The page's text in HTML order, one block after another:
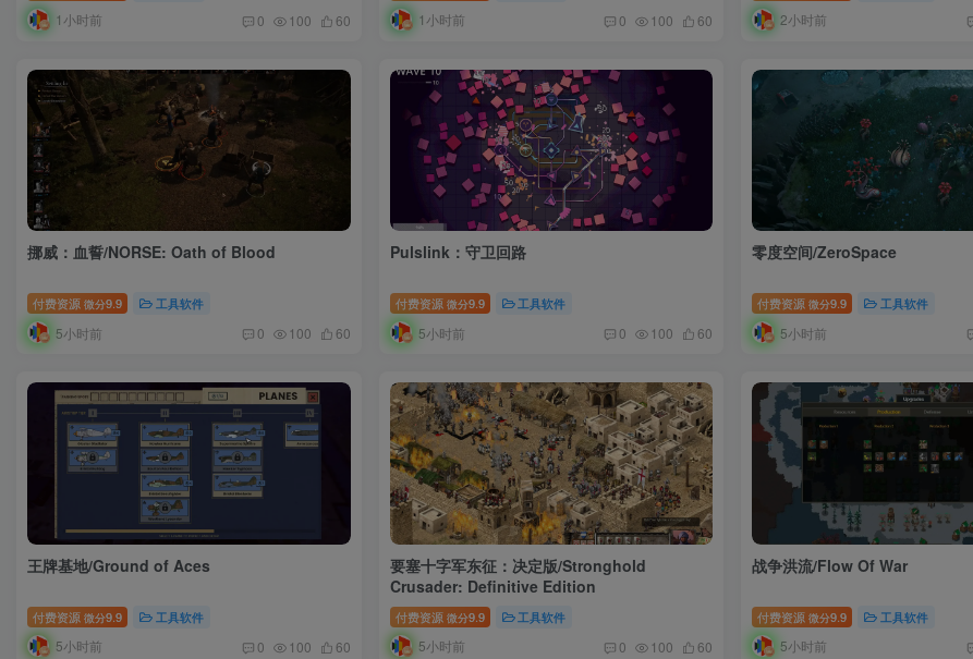
1小时前 0 100 60 1小时前 0 100 60 2小时前
挪威：血誓/NORSE: Oath of Blood
付费资源 微分9.9 工具软件
5小时前 0 100 60
Pulslink：守卫回路
付费资源 微分9.9 工具软件
5小时前 0 100 60
零度空间/ZeroSpace
付费资源 微分9.9 工具软件
5小时前
王牌基地/Ground of Aces
付费资源 微分9.9 工具软件
5小时前 0 100 60
要塞十字军东征：决定版/Stronghold
Crusader: Definitive Edition
付费资源 微分9.9 工具软件
5小时前 0 100 60
战争洪流/Flow Of War
付费资源 微分9.9 工具软件
5小时前